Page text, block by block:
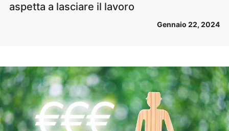
aspetta a lasciare il lavoro
Gennaio 22, 2024